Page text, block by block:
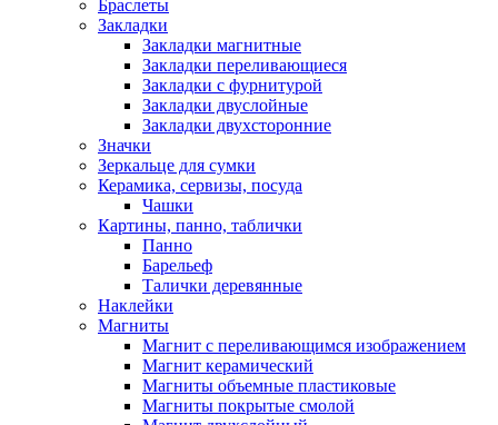
Браслеты
Закладки
Закладки магнитные
Закладки переливающиеся
Закладки с фурнитурой
Закладки двуслойные
Закладки двухсторонние
Значки
Зеркальце для сумки
Керамика, сервизы, посуда
Чашки
Картины, панно, таблички
Панно
Барельеф
Талички деревянные
Наклейки
Магниты
Магнит с переливающимся изображением
Магнит керамический
Магниты объемные пластиковые
Магниты покрытые смолой